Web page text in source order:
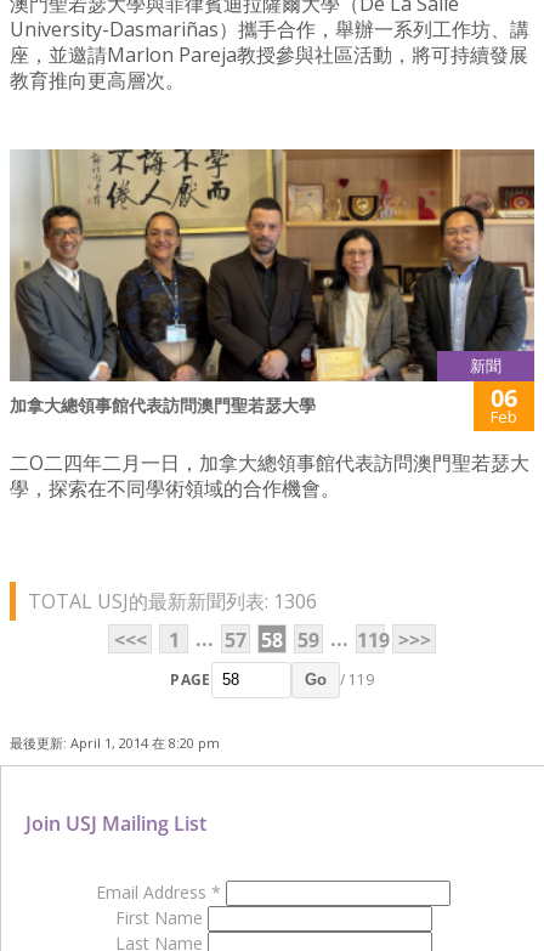
University-Dasmariñas）攜手合作，舉辦一系列工作坊、講
座，並邀請Marlon Pareja教授參與社區活動，將可持續發展
教育推向更高層次。
新聞
加拿大總領事館代表訪問澳門聖若瑟大學 06
Feb
二O二四年二月一日，加拿大總領事館代表訪問澳門聖若瑟大
學，探索在不同學術領域的合作機會。
TOTAL USJ的最新新聞列表: 1306
<<<
1 ... 57 58 59 ... 119 >>>
PAGE Go / 119
最後更新: April 1, 2014 在 8:20 pm
Join USJ Mailing List
Email Address *
First Name
Last Name